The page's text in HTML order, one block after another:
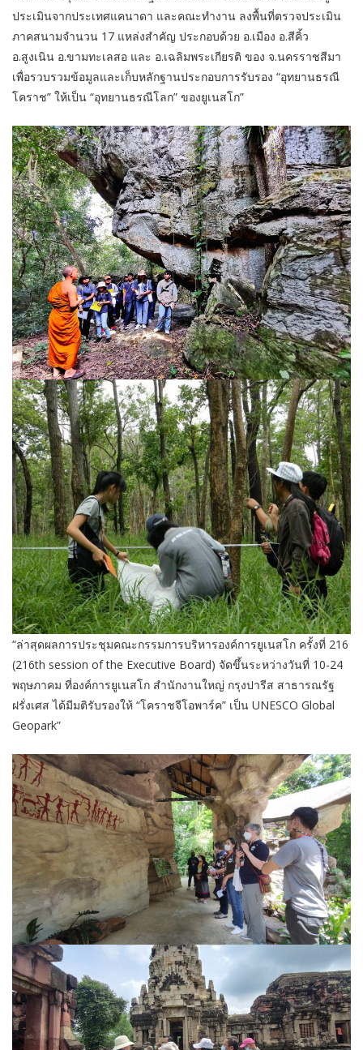
ประเมินจากประเทศแคนาดา และคณะทำงาน ลงพื้นที่ตรวจประเมิน
ภาคสนามจำนวน 17 แหล่งสำคัญ ประกอบด้วย อ.เมือง อ.สีคิ้ว
อ.สูงเนิน อ.ขามทะเลสอ และ อ.เฉลิมพระเกียรติ ของ จ.นครราชสีมา
เพื่อรวบรวมข้อมูลและเก็บหลักฐานประกอบการรับรอง “อุทยานธรณี
โคราช” ให้เป็น “อุทยานธรณีโลก” ของยูเนสโก”
“ล่าสุดผลการประชุมคณะกรรมการบริหารองค์การยูเนสโก ครั้งที่ 216
(216th session of the Executive Board) จัดขึ้นระหว่างวันที่ 10-24
พฤษภาคม ที่องค์การยูเนสโก สำนักงานใหญ่ กรุงปารีส สาธารณรัฐ
ฝรั่งเศส ได้มีมติรับรองให้ “โคราชจีโอพาร์ค” เป็น UNESCO Global
Geopark”